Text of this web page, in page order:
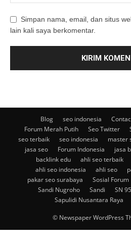
Simpan nama, email, dan situs
lain kali saya berkomentar.
Blog seo indonesia
Forum Merah Putih
Seo Twitter
seo terbaik
seo indonesia master
jasa seo
Forum Indonesia jasa
backlink edu
ahli seo terbaik
ahli seo indonesia
ahli seo
pakar seo surabaya
Sosial Forum
Sandi Nugroho
Sandi SN 95
Sapulidi Nusantara Raya
© Newspaper WordPress